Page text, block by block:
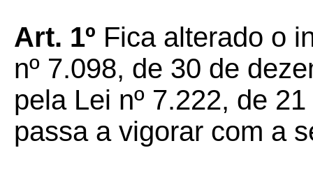
Art. 1º Fica alterado o
nº 7.098, de 30 de
pela Lei nº 7.222, de
passa a vigorar com a